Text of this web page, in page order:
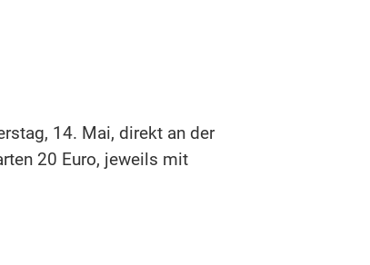
14. Mai, direkt an der
20 Euro, jeweils mit